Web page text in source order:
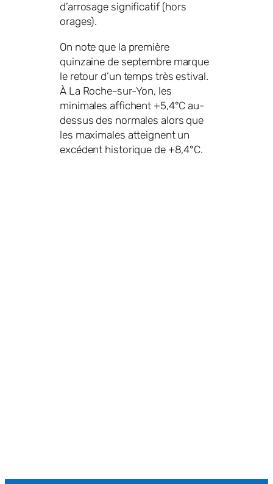
d’arrosage significatif (hors
orages).
On note que la première
quinzaine de septembre marque
le retour d’un temps très estival.
À La Roche-sur-Yon, les
minimales affichent +5,4°C au-
dessus des normales alors que
les maximales atteignent un
excédent historique de +8,4°C.